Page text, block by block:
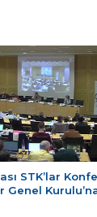
STK’lar
Genel